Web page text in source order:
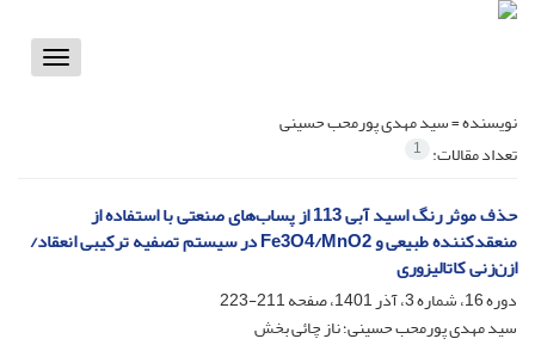
Toggle
نویسنده =سید مهدی پورمحب حسینی
تعداد مقالات: 1
حذف موثر رنگ اسید آبی 113 از پساب‌های صنعتی با استفاده از
منعقدکننده طبیعی و Fe3O4/MnO2 در سیستم تصفیه ترکیبی انعقاد/
ازن‌زنی کاتالیزوری
دوره 16، شماره 3، آذر 1401، صفحه
211-223
سید مهدی پورمحب حسینی؛ ناز چائی بخش